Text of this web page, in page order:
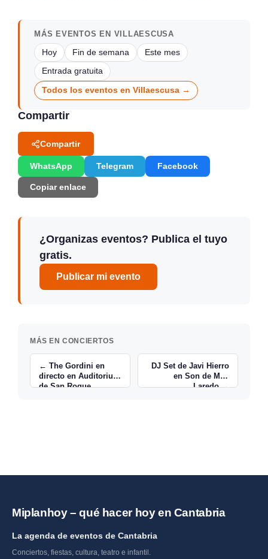
MÁS EVENTOS EN VILLAESCUSA
Hoy Fin de semana Este mes
Entrada gratuita
Todos los eventos en Villaescusa →
Compartir
Compartir
WhatsApp Telegram Facebook
Copiar enlace
¿Organizas eventos? Publica el tuyo
gratis.
Publicar mi evento
MÁS EN CONCIERTOS
← The Gordini en
directo en Auditorium
de San Roque
DJ Set de Javi Hierro
en Son de Mar,
Laredo →
Miplanhoy – qué hacer hoy en Cantabria
La agenda de eventos de Cantabria
Conciertos, fiestas, cultura, teatro e infantil.